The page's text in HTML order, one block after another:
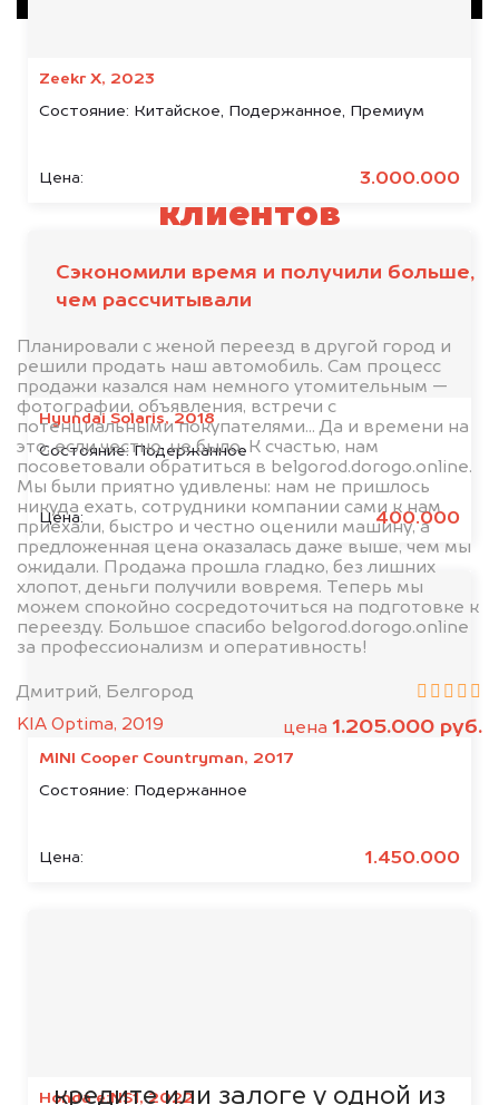
Zeekr X, 2023
Состояние: Китайское, Подержанное, Премиум
Цена: 3.000.000
Hyundai Solaris, 2018
Состояние:Подержанное
Цена: 400.000
MINI Cooper Countryman, 2017
Состояние: Подержанное
Цена: 1.450.000
Honda e:NS1, 2022
Отзывы наших
клиентов
Сэкономили время и получили больше,
чем рассчитывали
Планировали с женой переезд в другой город и
решили продать наш автомобиль. Сам процесс
продажи казался нам немного утомительным —
фотографии, объявления, встречи с
потенциальными покупателями... Да и времени на
это, если честно, не было. К счастью, нам
посоветовали обратиться в belgorod.dorogo.online.
Мы были приятно удивлены: нам не пришлось
никуда ехать, сотрудники компании сами к нам
приехали, быстро и честно оценили машину, а
предложенная цена оказалась даже выше, чем мы
ожидали. Продажа прошла гладко, без лишних
хлопот, деньги получили вовремя. Теперь мы
можем спокойно сосредоточиться на подготовке к
переезду. Большое спасибо belgorod.dorogo.online
за профессионализм и оперативность!
Дмитрий, Белгород
KIA Optima, 2019
цена 1.205.000 руб.
кредите или залоге у одной из